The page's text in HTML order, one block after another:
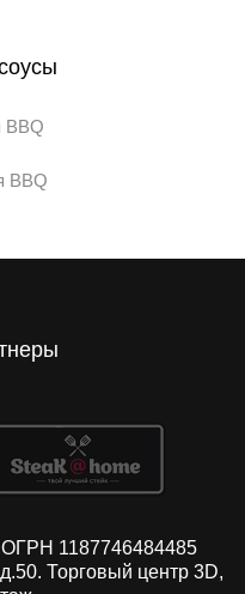
BBQ
1187746484485
Торговый центр 3D,